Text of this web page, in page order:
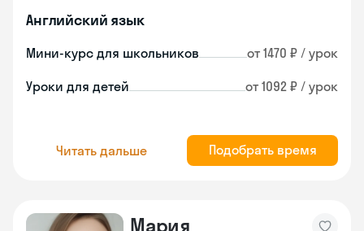
Английский язык
Мини-курс для школьников от 1470 ₽ / урок
Уроки для детей от 1092 ₽ / урок
Читать дальше Подобрать время
Мария